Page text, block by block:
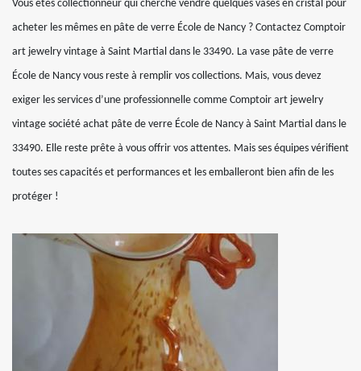
Vous êtes collectionneur qui cherche vendre quelques vases en cristal pour
acheter les mêmes en pâte de verre École de Nancy ? Contactez Comptoir
art jewelry vintage à Saint Martial dans le 33490. La vase pâte de verre
École de Nancy vous reste à remplir vos collections. Mais, vous devez
exiger les services d’une professionnelle comme Comptoir art jewelry
vintage société achat pâte de verre École de Nancy à Saint Martial dans le
33490. Elle reste prête à vous offrir vos attentes. Mais ses équipes vérifient
toutes ses capacités et performances et les emballeront bien afin de les
protéger !